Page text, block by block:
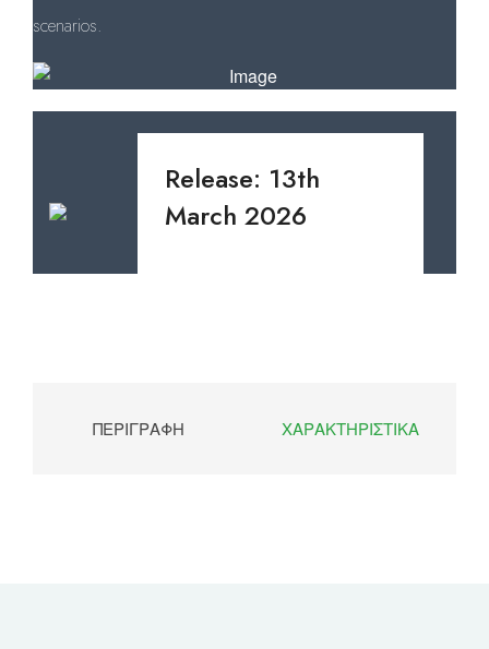
scenarios.
Release: 13th
March 2026
ΠΕΡΙΓΡΑΦΉ ΧΑΡΑΚΤΗΡΙΣΤΙΚΆ